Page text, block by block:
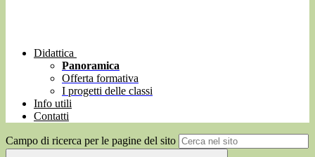
Didattica
Panoramica
Offerta formativa
I progetti delle classi
Info utili
Contatti
Campo di ricerca per le pagine del sito